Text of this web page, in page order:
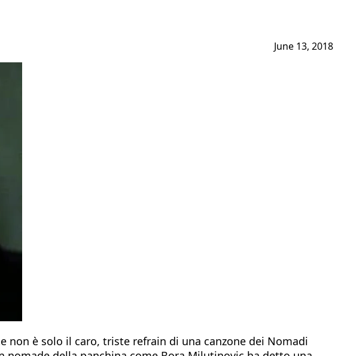
June 13, 2018
non è solo il caro, triste refrain di una canzone dei Nomadi